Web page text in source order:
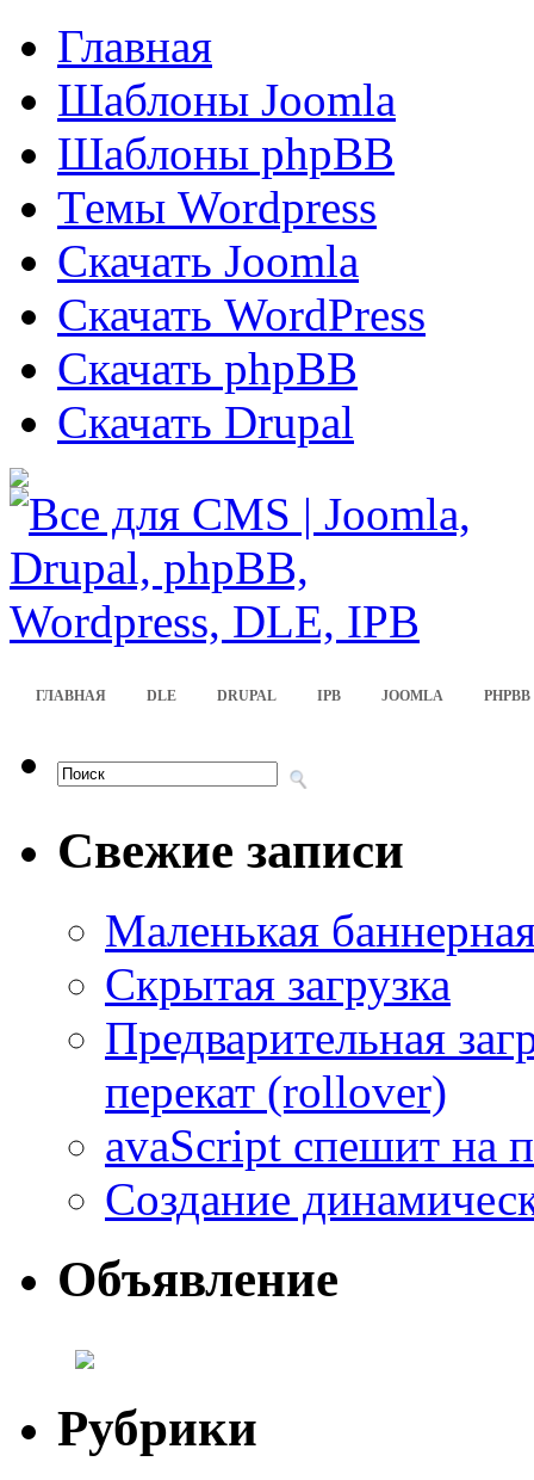
Главная
Шаблоны Joomla
Шаблоны phpBB
Темы Wordpress
Скачать Joomla
Скачать WordPress
Скачать phpBB
Скачать Drupal
ГЛАВНАЯ DLE DRUPAL IPB JOOMLA PHPBB
Свежие записи
Маленькая
Скрытая загрузка
Предварительная
перекат (rollover)
avaScript спешит
Создание
Объявление
Рубрики